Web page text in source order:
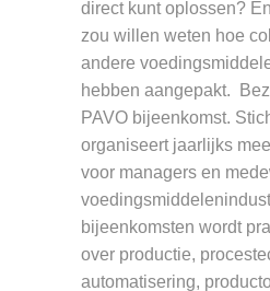
direct kunt oplossen?
zou willen weten hoe
andere
hebben aangepakt.
PAVO bijeenkomst.
organiseert jaarlijks
voor managers en
bijeenkomsten wordt
over productie,
automatisering,